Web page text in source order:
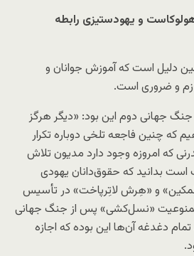
و یهودستیزی رابطه
دلیل است که آموزش جوانان و
و ضروری است.
جنگ جهانی دوم این بود: «دیگر هرگز
که چنین فاجعه تلخی دوباره تکرار
که امروزه وجود دارد مدیون تلاش
بدانید که حقوق‌دانان یهودی
و «هِرش لاتِرپاخت» در تأسیس
«نسل‌کشی» پس از جنگ جهانی
دغدغه آن‌ها این بوده که اجازه